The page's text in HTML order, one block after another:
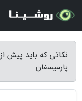
نکاتی که باید پیش
پارمیسفان